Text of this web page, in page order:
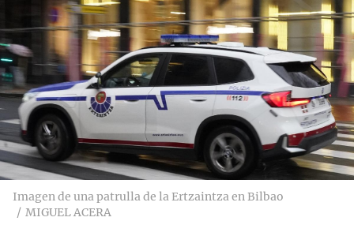
Imagen de una patrulla de la Ertzaintza en Bilbao
MIGUEL ACERA